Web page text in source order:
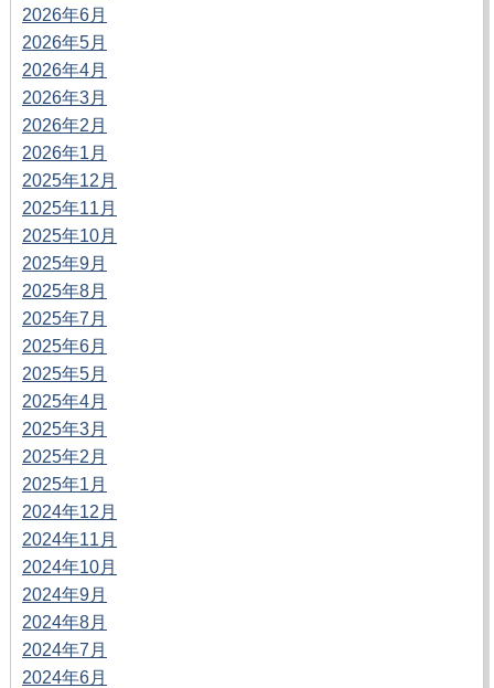
2026年6月
2026年5月
2026年4月
2026年3月
2026年2月
2026年1月
2025年12月
2025年11月
2025年10月
2025年9月
2025年8月
2025年7月
2025年6月
2025年5月
2025年4月
2025年3月
2025年2月
2025年1月
2024年12月
2024年11月
2024年10月
2024年9月
2024年8月
2024年7月
2024年6月